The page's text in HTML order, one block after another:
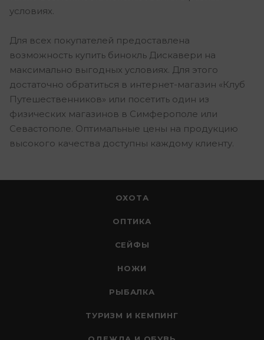
условиях.
Для всех покупателей предоставлена
возможность купить бинокль Дискавери на
максимально выгодных условиях. Для этого
достаточно обратиться в интернет-магазин «Клуб
Путешественников» или посетить один из
физических магазинов в Симферополе или
Севастополе. Оптимальные цены на продукцию
высокого качества доступны каждому клиенту.
ОХОТА
ОПТИКА
СЕЙФЫ
НОЖИ
РЫБАЛКА
ТУРИЗМ И КЕМПИНГ